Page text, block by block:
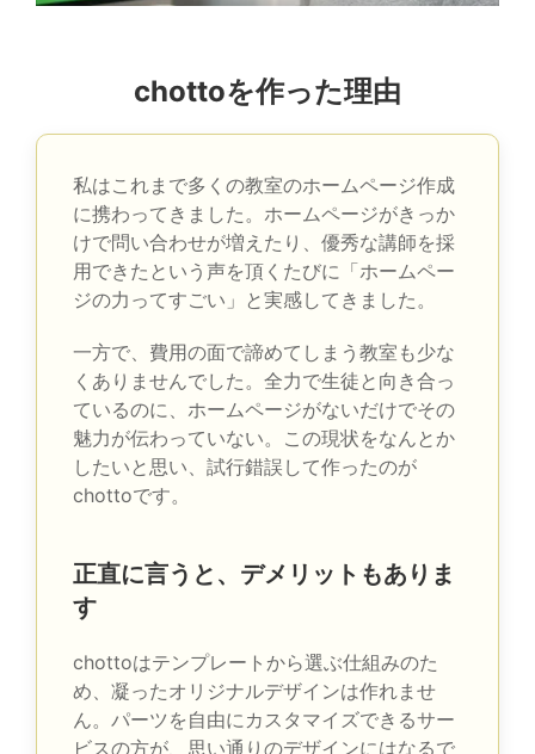
chottoを作った理由
私はこれまで多くの教室のホームページ作成
に携わってきました。ホームページがきっか
けで問い合わせが増えたり、優秀な講師を採
用できたという声を頂くたびに「ホームペー
ジの力ってすごい」と実感してきました。
一方で、費用の面で諦めてしまう教室も少な
くありませんでした。全力で生徒と向き合っ
ているのに、ホームページがないだけでその
魅力が伝わっていない。この現状をなんとか
したいと思い、試行錯誤して作ったのが
chottoです。
正直に言うと、デメリットもありま
す
chottoはテンプレートから選ぶ仕組みのた
め、凝ったオリジナルデザインは作れませ
ん。パーツを自由にカスタマイズできるサー
ビスの方が、思い通りのデザインにはなるで